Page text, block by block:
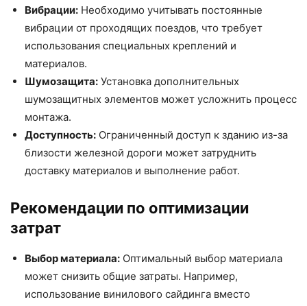
Вибрации: Необходимо учитывать постоянные
вибрации от проходящих поездов, что требует
использования специальных креплений и
материалов.
Шумозащита: Установка дополнительных
шумозащитных элементов может усложнить процесс
монтажа.
Доступность: Ограниченный доступ к зданию из-за
близости железной дороги может затруднить
доставку материалов и выполнение работ.
Рекомендации по оптимизации
затрат
Выбор материала: Оптимальный выбор материала
может снизить общие затраты. Например,
использование винилового сайдинга вместо